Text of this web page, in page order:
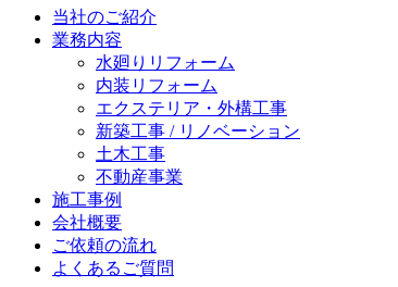
当社のご紹介
業務内容
水廻りリフォーム
内装リフォーム
エクステリア・外構工事
新築工事 / リノベーション
土木工事
不動産事業
施工事例
会社概要
ご依頼の流れ
よくあるご質問